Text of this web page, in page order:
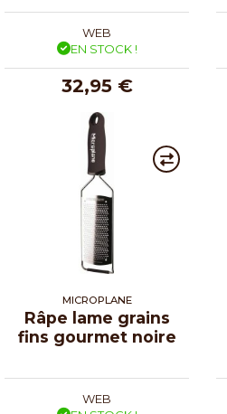
WEB
EN STOCK !
32,95 €
MICROPLANE
Râpe lame grains
fins gourmet noire
WEB